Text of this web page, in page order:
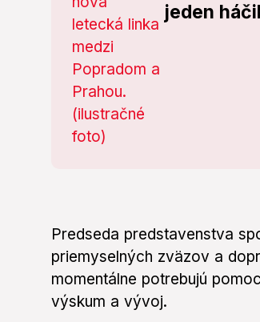
jeden
Predseda predstavenstva
priemyselných zväzov a
momentálne potrebujú
výskum a vývoj.